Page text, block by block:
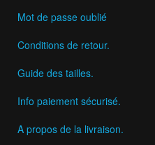
Mot de passe oublié
Conditions de retour.
Guide des tailles.
Info paiement sécurisé.
A propos de la livraison.